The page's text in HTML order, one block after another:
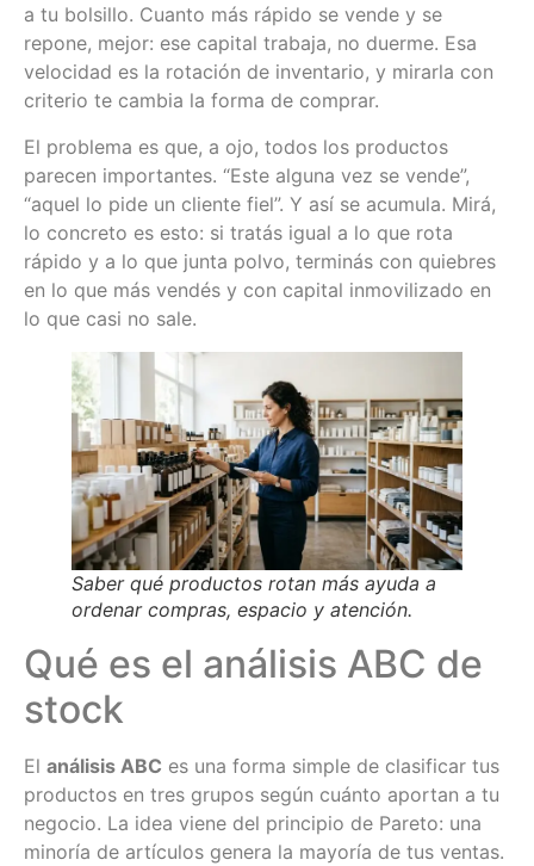
a tu bolsillo. Cuanto más rápido se vende y se
repone, mejor: ese capital trabaja, no duerme. Esa
velocidad es la rotación de inventario, y mirarla con
criterio te cambia la forma de comprar.
El problema es que, a ojo, todos los productos
parecen importantes. “Este alguna vez se vende”,
“aquel lo pide un cliente fiel”. Y así se acumula. Mirá,
lo concreto es esto: si tratás igual a lo que rota
rápido y a lo que junta polvo, terminás con quiebres
en lo que más vendés y con capital inmovilizado en
lo que casi no sale.
Saber qué productos rotan más ayuda a
ordenar compras, espacio y atención.
Qué es el análisis ABC de
stock
El análisis ABC es una forma simple de clasificar tus
productos en tres grupos según cuánto aportan a tu
negocio. La idea viene del principio de Pareto: una
minoría de artículos genera la mayoría de tus ventas.